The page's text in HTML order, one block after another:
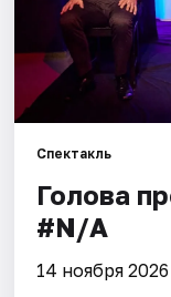
Площадки
Артисты
Спектакль
Голова
#N/A
14 ноября 2026